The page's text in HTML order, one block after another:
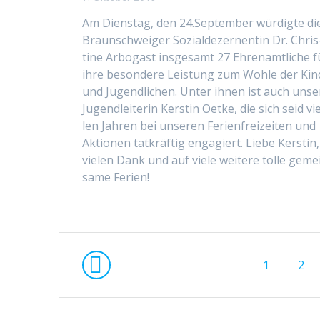
Am Dien­stag, den 24.September würdigte
Braun­schweiger Sozialdez­er­nentin Dr.
tine Arbo­gast ins­ge­samt 27 Ehre­namtliche
ihre beson­dere Leis­tung zum Wohle der
und Jugendlichen. Unter ihnen ist auch
Jugendlei­t­erin Ker­stin Oetke, die sich seid
len Jahren bei unseren Ferien­freizeit­en und
Aktio­nen tatkräftig engagiert. Liebe Ker­stin,
vie­len Dank und auf viele weit­ere tolle
same Ferien!
Beitragsnavigation
Seite
1 Seite
2